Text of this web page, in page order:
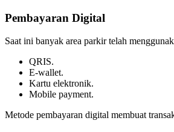
Pembayaran Digital
Saat ini banyak area parkir telah
QRIS.
E-wallet.
Kartu elektronik.
Mobile payment.
Metode pembayaran digital membuat